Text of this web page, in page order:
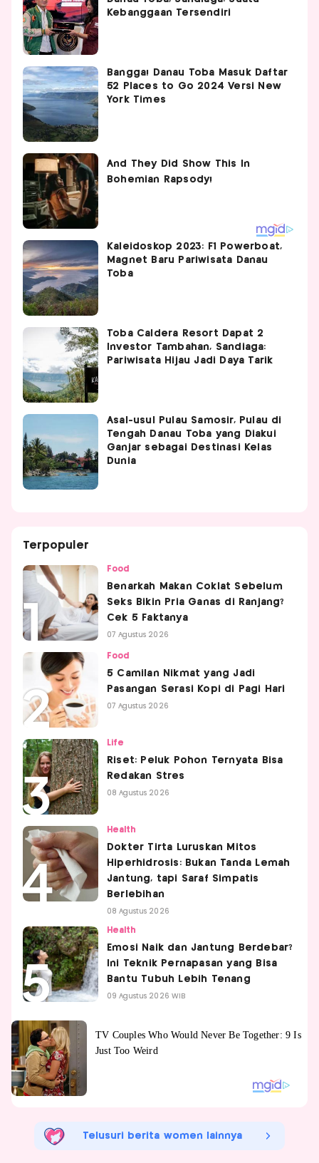
Kebanggaan Tersendiri
Bangga! Danau Toba Masuk Daftar
52 Places to Go 2024 Versi New
York Times
Kaleidoskop 2023: F1 Powerboat,
Magnet Baru Pariwisata Danau
Toba
Toba Caldera Resort Dapat 2
Investor Tambahan, Sandiaga:
Pariwisata Hijau Jadi Daya Tarik
Asal-usul Pulau Samosir, Pulau di
Tengah Danau Toba yang Diakui
Ganjar sebagai Destinasi Kelas
Dunia
Terpopuler
Food
Benarkah Makan Coklat Sebelum
Seks Bikin Pria Ganas di Ranjang?
Cek 5 Faktanya
07 Agustus 2026
Food
5 Camilan Nikmat yang Jadi
Pasangan Serasi Kopi di Pagi Hari
07 Agustus 2026
Life
Riset: Peluk Pohon Ternyata Bisa
Redakan Stres
08 Agustus 2026
Health
Dokter Tirta Luruskan Mitos
Hiperhidrosis: Bukan Tanda Lemah
Jantung, tapi Saraf Simpatis
Berlebihan
08 Agustus 2026
Health
Emosi Naik dan Jantung Berdebar?
Ini Teknik Pernapasan yang Bisa
Bantu Tubuh Lebih Tenang
09 Agustus 2026 WIB
Telusuri berita women lainnya